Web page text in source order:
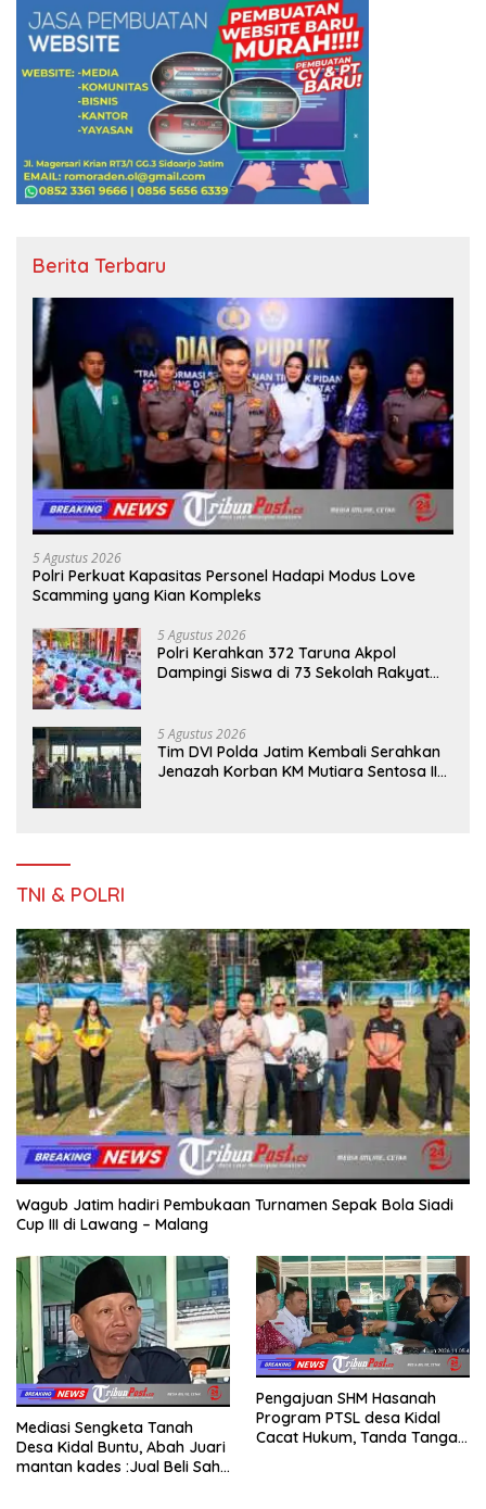
Berita Terbaru
5 Agustus 2026
Polri Perkuat Kapasitas Personel Hadapi Modus Love
Scamming yang Kian Kompleks
5 Agustus 2026
Polri Kerahkan 372 Taruna Akpol
Dampingi Siswa di 73 Sekolah Rakyat
5 Agustus 2026
Tim DVI Polda Jatim Kembali Serahkan
Jenazah Korban KM Mutiara Sentosa II
TNI & POLRI
Wagub Jatim hadiri Pembukaan Turnamen Sepak Bola Siadi
Cup III di Lawang – Malang
Mediasi Sengketa Tanah
Desa Kidal Buntu, Abah Juari
mantan kades :Jual Beli Sah,
Pengajuan SHM Hasanah
Program PTSL desa Kidal
Cacat Hukum, Tanda Tangan